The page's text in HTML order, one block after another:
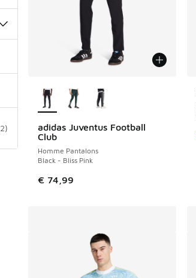
)
adidas Juventus Football
Club
Homme Pantalons
Black - Bliss Pink
€ 74,99